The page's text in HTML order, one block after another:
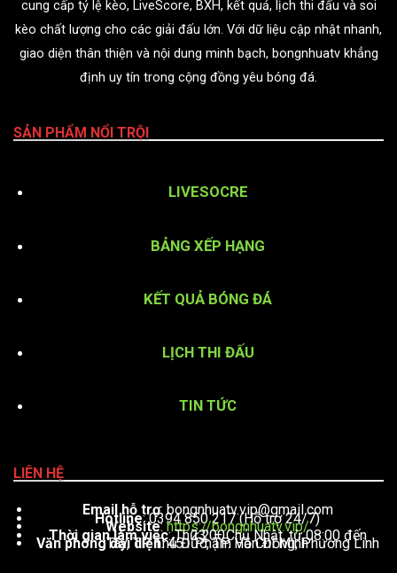
cung cấp tỷ lệ kèo, LiveScore, BXH, kết quả, lịch thi đấu và soi
kèo chất lượng cho các giải đấu lớn. Với dữ liệu cập nhật nhanh,
giao diện thân thiện và nội dung minh bạch, bongnhuatv khẳng
định uy tín trong cộng đồng yêu bóng đá.
SẢN PHẨM NỔI TRỘI
LIVESOCRE
BẢNG XẾP HẠNG
KẾT QUẢ BÓNG ĐÁ
LỊCH THI ĐẤU
TIN TỨC
LIÊN HỆ
Email hỗ trợ:bongnhuatv.vip@gmail.com
Hotline: 0394 850 217 (Hỗ trợ 24/7)
Website:https://bongnhuatv.vip/
Thời gian làm việc : Thứ 2 – Chủ Nhật, từ 08:00 đến 23:00
Văn phòng đại diện: 451 Phạm Văn Đồng, Phường Linh Tây, TP. Thủ Đức, TP. Hồ Chí Minh